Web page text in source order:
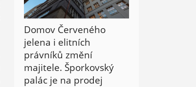
Domov Červeného
jelena i elitních
právníků změní
majitele. Šporkovský
palác je na prodej